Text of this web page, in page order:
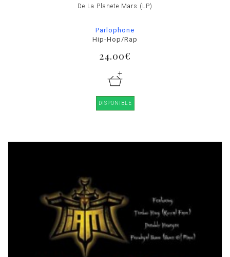
De La Planete Mars (LP)
Parlophone
Hip-Hop/Rap
24.00€
DISPONIBLE